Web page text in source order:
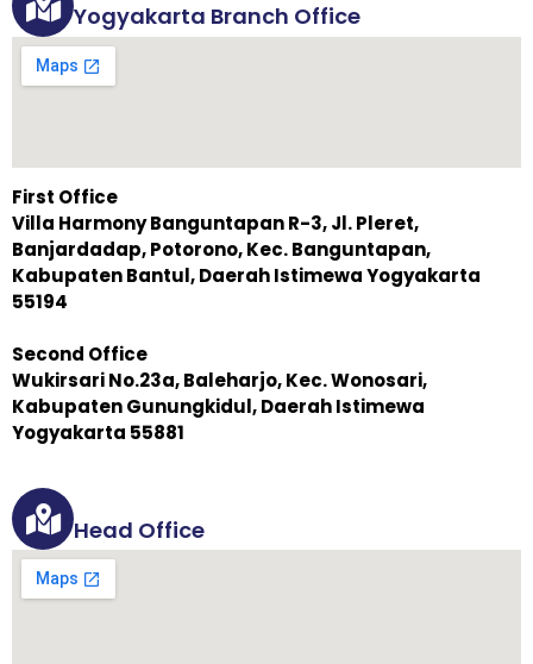
Yogyakarta Branch Office
First Office
Villa Harmony Banguntapan R-3, Jl. Pleret,
Banjardadap, Potorono, Kec. Banguntapan,
Kabupaten Bantul, Daerah Istimewa Yogyakarta
55194
Second Office
Wukirsari No.23a, Baleharjo, Kec. Wonosari,
Kabupaten Gunungkidul, Daerah Istimewa
Yogyakarta 55881
Head Office